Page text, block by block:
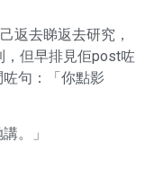
返去睇返去研究，
，但早排見佢post咗
句：「你點影
。」